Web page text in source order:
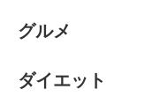
グルメ
ダイエット